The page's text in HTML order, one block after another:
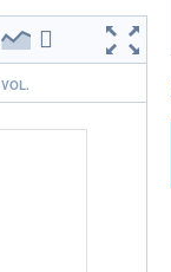
VOL.